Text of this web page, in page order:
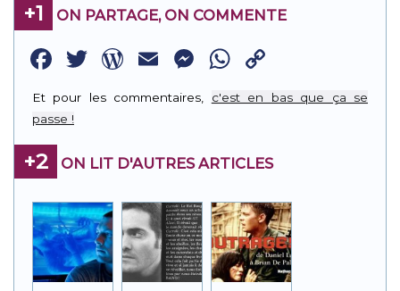
+1 ON PARTAGE, ON COMMENTE
Facebook
Twitter
WordPress
EmailMessenger
WhatsApp
Link
Et pour les commentaires, c'est en bas que ça se
passe !
+2 ON LIT D'AUTRES ARTICLES